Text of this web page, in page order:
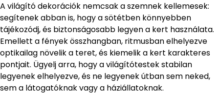
A világító dekorációk nemcsak a szemnek kellemesek:
segítenek abban is, hogy a sötétben könnyebben
tájékozódj, és biztonságosabb legyen a kert használata.
Emellett a fények összhangban, ritmusban elhelyezve
optikailag növelik a teret, és kiemelik a kert karakteres
pontjait. Ügyelj arra, hogy a világítótestek stabilan
legyenek elhelyezve, és ne legyenek útban sem neked,
sem a látogatóknak vagy a háziállatoknak.